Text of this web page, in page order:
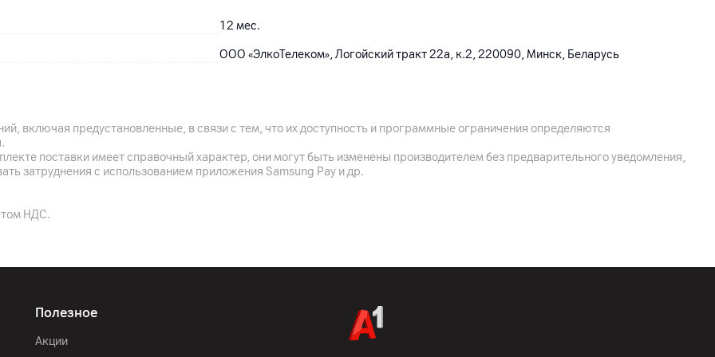
12 мес.
ООО «ЭлкоТелеком», Логойский тракт 22а, к.2, 220090, Минск, Беларусь
браслет, комплектная документация, кабель
Китай
включая предустановленные, в связи с тем, что их доступность и программные ограничения определяются
поставки имеет справочный характер, они могут быть изменены производителем без предварительного уведомления,
затруднения с использованием приложения Samsung Pay и др.
НДС.
Полезное
Акции